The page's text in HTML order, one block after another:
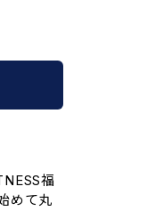
福
めて丸